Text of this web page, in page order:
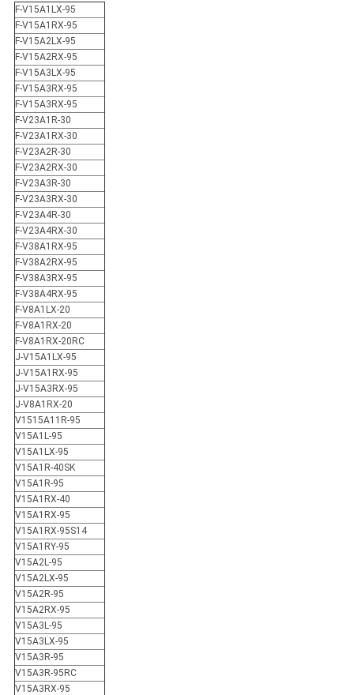
F-V15A1LX-95
F-V15A1RX-95
F-V15A2LX-95
F-V15A2RX-95
F-V15A3LX-95
F-V15A3RX-95
F-V15A3RX-95
F-V23A1R-30
F-V23A1RX-30
F-V23A2R-30
F-V23A2RX-30
F-V23A3R-30
F-V23A3RX-30
F-V23A4R-30
F-V23A4RX-30
F-V38A1RX-95
F-V38A2RX-95
F-V38A3RX-95
F-V38A4RX-95
F-V8A1LX-20
F-V8A1RX-20
F-V8A1RX-20RC
J-V15A1LX-95
J-V15A1RX-95
J-V15A3RX-95
J-V8A1RX-20
V1515A11R-95
V15A1L-95
V15A1LX-95
V15A1R-40SK
V15A1R-95
V15A1RX-40
V15A1RX-95
V15A1RX-95S14
V15A1RY-95
V15A2L-95
V15A2LX-95
V15A2R-95
V15A2RX-95
V15A3L-95
V15A3LX-95
V15A3R-95
V15A3R-95RC
V15A3RX-95